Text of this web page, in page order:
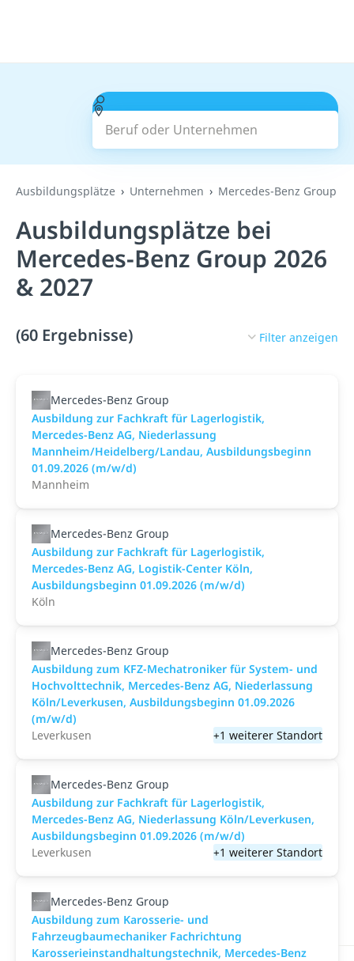
Beruf oder Unternehmen
Suchen
Ausbildungsplätze Unternehmen Mercedes-Benz Group
Ausbildungsplätze bei
Mercedes-Benz Group 2026
& 2027
(60 Ergebnisse) Filter anzeigen
Mercedes-Benz Group
Ausbildung zur Fachkraft für Lagerlogistik,
Mercedes-Benz AG, Niederlassung
Mannheim/Heidelberg/Landau, Ausbildungsbeginn
01.09.2026 (m/w/d)
Mannheim
Mercedes-Benz Group
Ausbildung zur Fachkraft für Lagerlogistik,
Mercedes-Benz AG, Logistik-Center Köln,
Ausbildungsbeginn 01.09.2026 (m/w/d)
Köln
Mercedes-Benz Group
Ausbildung zum KFZ-Mechatroniker für System- und
Hochvolttechnik, Mercedes-Benz AG, Niederlassung
Köln/Leverkusen, Ausbildungsbeginn 01.09.2026
(m/w/d)
Leverkusen
+1 weiterer Standort
Mercedes-Benz Group
Ausbildung zur Fachkraft für Lagerlogistik,
Mercedes-Benz AG, Niederlassung Köln/Leverkusen,
Ausbildungsbeginn 01.09.2026 (m/w/d)
Leverkusen
+1 weiterer Standort
Mercedes-Benz Group
Ausbildung zum Karosserie- und
Fahrzeugbaumechaniker Fachrichtung
Karosserieinstandhaltungstechnik, Mercedes-Benz